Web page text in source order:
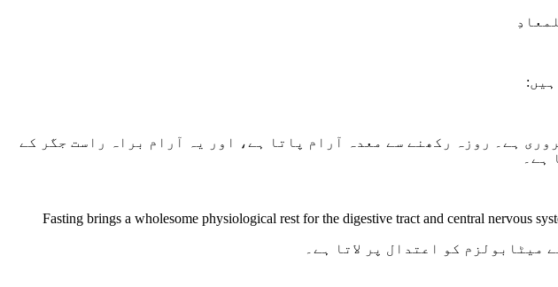
ہے۔ روزہ رکھنے سے معدہ آرام پاتا ہے، اور یہ آرام براہ راست جگر کے
Fasting brings a wholesome physiological rest for the digestive tract and central nervous
کو اعتدال پر لاتا ہے۔